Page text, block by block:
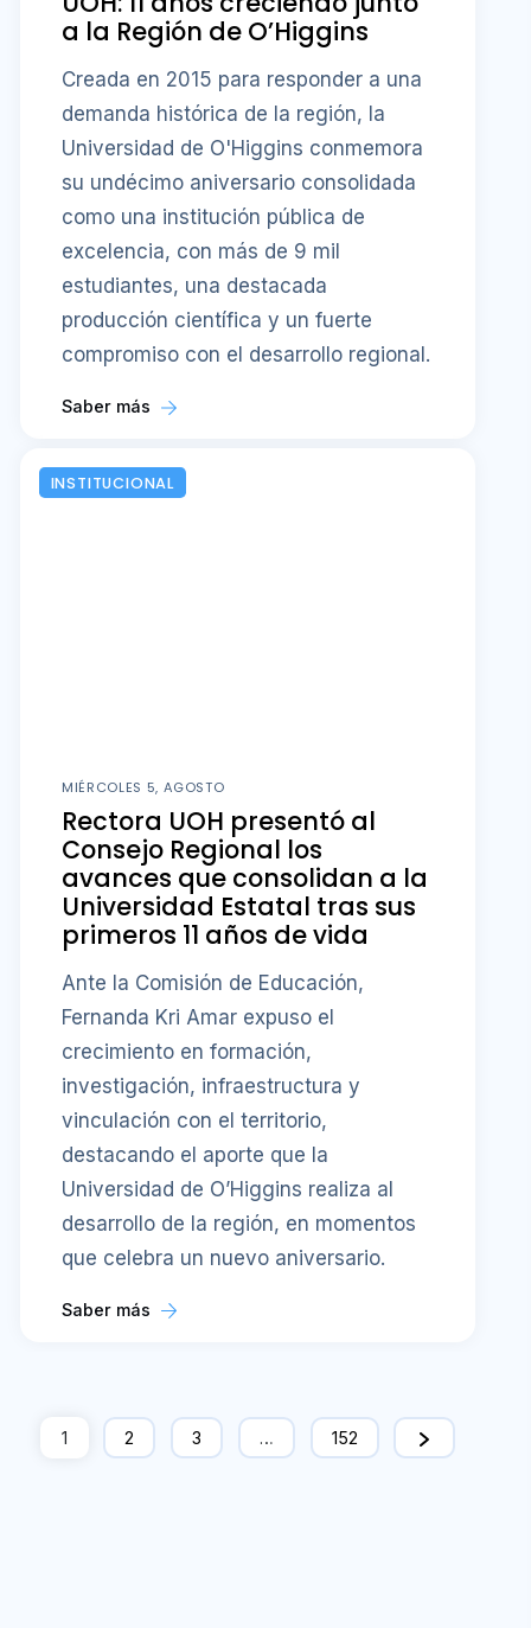
a la Región de O’Higgins
Creada en 2015 para responder a una
demanda histórica de la región, la
Universidad de O'Higgins conmemora
su undécimo aniversario consolidada
como una institución pública de
excelencia, con más de 9 mil
estudiantes, una destacada
producción científica y un fuerte
compromiso con el desarrollo regional.
Saber más
INSTITUCIONAL
MIÉRCOLES 5, AGOSTO
Rectora UOH presentó al
Consejo Regional los
avances que consolidan a la
Universidad Estatal tras sus
primeros 11 años de vida
Ante la Comisión de Educación,
Fernanda Kri Amar expuso el
crecimiento en formación,
investigación, infraestructura y
vinculación con el territorio,
destacando el aporte que la
Universidad de O’Higgins realiza al
desarrollo de la región, en momentos
que celebra un nuevo aniversario.
Saber más
1 2 3 … 152